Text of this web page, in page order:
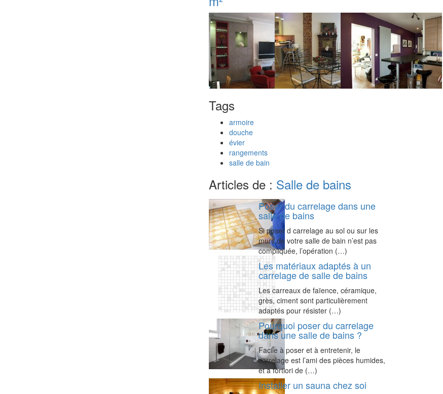
Tags
armoire
douche
évier
rangements
salle de bain
Articles de : Salle de bains
Poser du carrelage dans une
salle de bains
Si poser d carrelage au sol ou sur les
murs de votre salle de bain n’est pas
compliquée, l’opération (…)
Les matériaux adaptés à un
carrelage de salle de bains
Les carreaux de faïence, céramique,
grès, ciment sont particulièrement
adaptés pour résister (…)
Pourquoi poser du carrelage
dans une salle de bains ?
Facile à poser et à entretenir, le
carrelage est l’ami des pièces humides,
et à fortiori de (…)
Installer un sauna chez soi